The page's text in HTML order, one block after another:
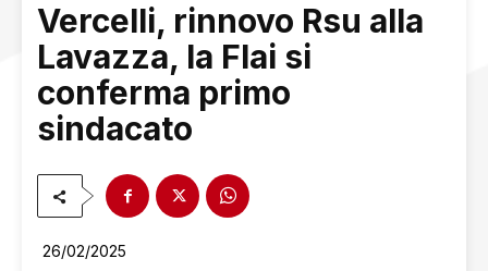
Vercelli, rinnovo Rsu alla
Lavazza, la Flai si
conferma primo
sindacato
26/02/2025